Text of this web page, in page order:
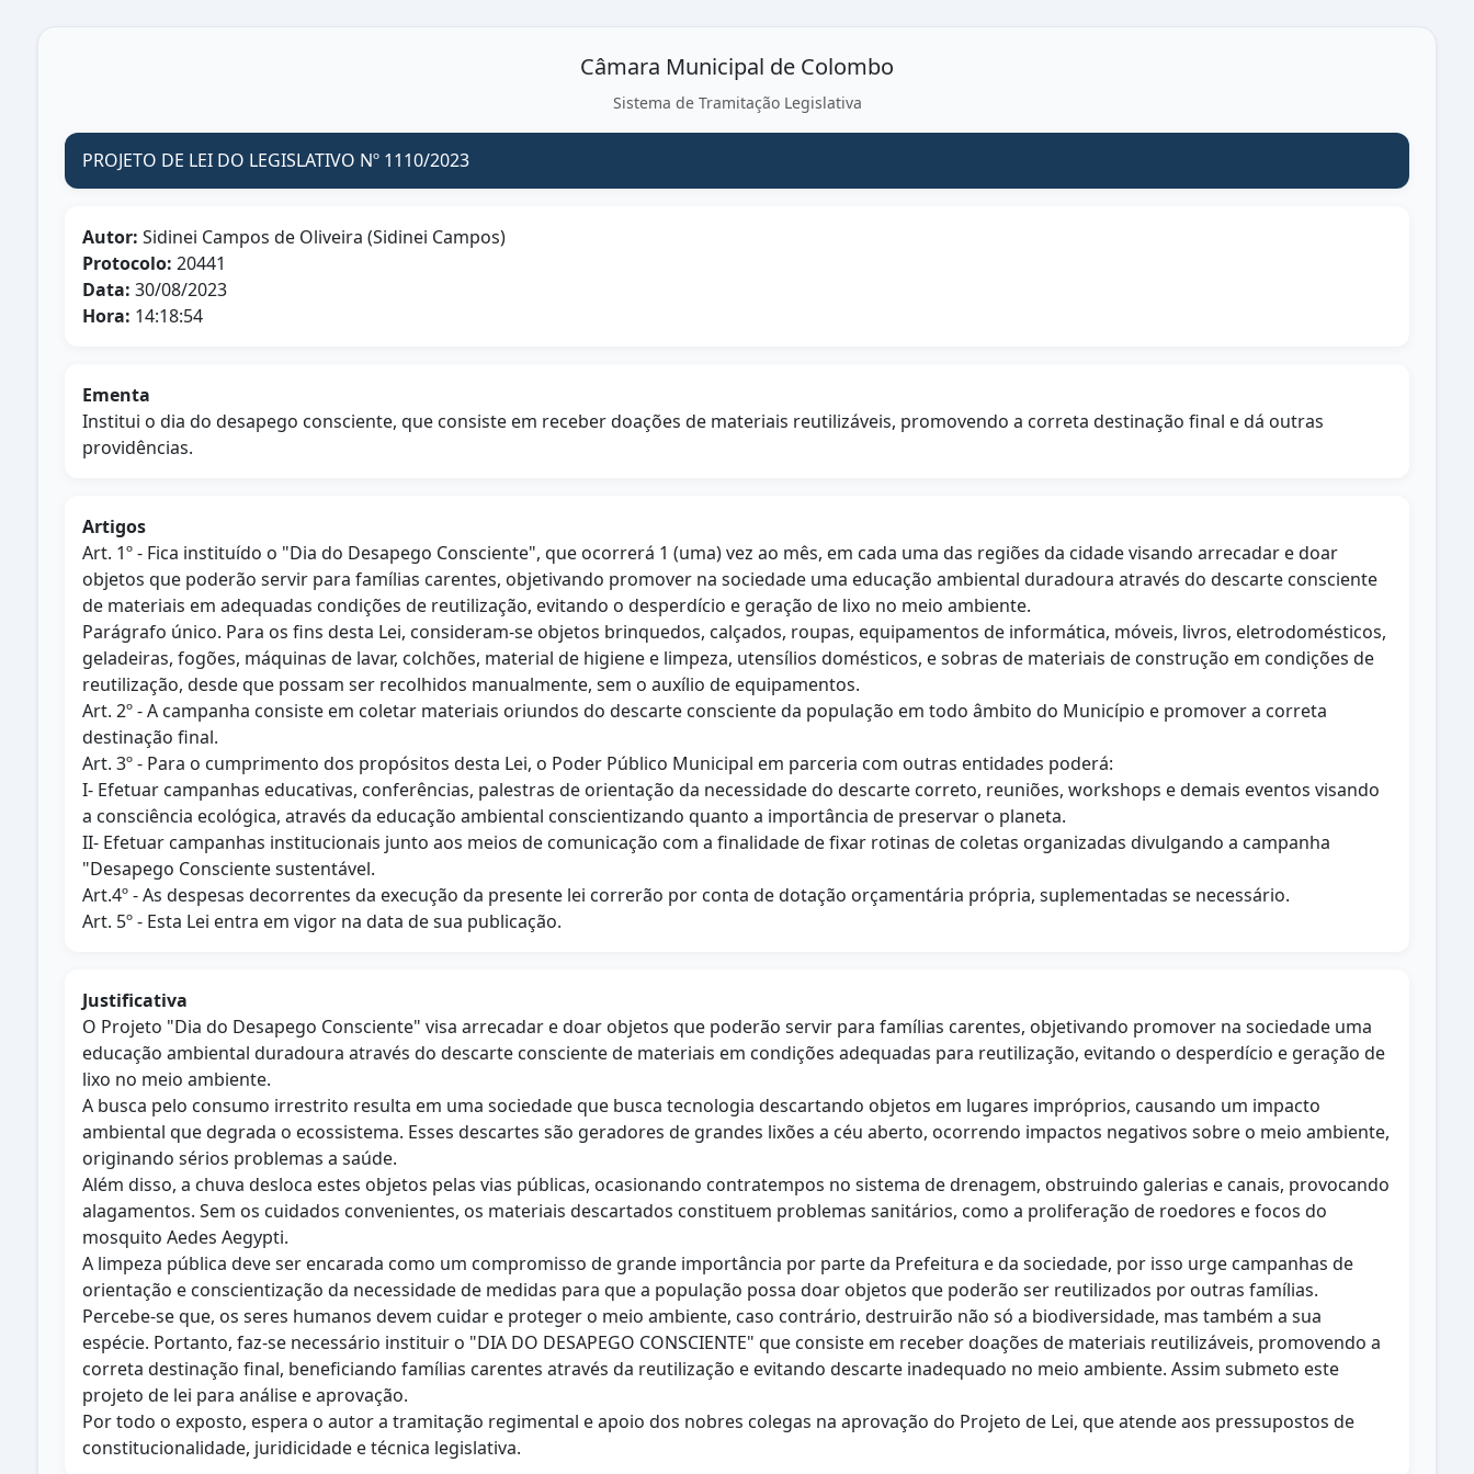
Câmara Municipal de Colombo
Sistema de Tramitação Legislativa
PROJETO DE LEI DO LEGISLATIVO Nº 1110/2023
Autor: Sidinei Campos de Oliveira (Sidinei Campos)
Protocolo: 20441
Data: 30/08/2023
Hora: 14:18:54
Ementa
Institui o dia do desapego consciente, que consiste em receber doações de materiais reutilizáveis, promovendo a correta destinação final e dá outras
providências.
Artigos
Art. 1º - Fica instituído o "Dia do Desapego Consciente", que ocorrerá 1 (uma) vez ao mês, em cada uma das regiões da cidade visando arrecadar e doar
objetos que poderão servir para famílias carentes, objetivando promover na sociedade uma educação ambiental duradoura através do descarte consciente
de materiais em adequadas condições de reutilização, evitando o desperdício e geração de lixo no meio ambiente.
Parágrafo único. Para os fins desta Lei, consideram-se objetos brinquedos, calçados, roupas, equipamentos de informática, móveis, livros, eletrodomésticos,
geladeiras, fogões, máquinas de lavar, colchões, material de higiene e limpeza, utensílios domésticos, e sobras de materiais de construção em condições de
reutilização, desde que possam ser recolhidos manualmente, sem o auxílio de equipamentos.
Art. 2º - A campanha consiste em coletar materiais oriundos do descarte consciente da população em todo âmbito do Município e promover a correta
destinação final.
Art. 3º - Para o cumprimento dos propósitos desta Lei, o Poder Público Municipal em parceria com outras entidades poderá:
I- Efetuar campanhas educativas, conferências, palestras de orientação da necessidade do descarte correto, reuniões, workshops e demais eventos visando
a consciência ecológica, através da educação ambiental conscientizando quanto a importância de preservar o planeta.
II- Efetuar campanhas institucionais junto aos meios de comunicação com a finalidade de fixar rotinas de coletas organizadas divulgando a campanha
"Desapego Consciente sustentável.
Art.4º - As despesas decorrentes da execução da presente lei correrão por conta de dotação orçamentária própria, suplementadas se necessário.
Art. 5º - Esta Lei entra em vigor na data de sua publicação.
Justificativa
O Projeto "Dia do Desapego Consciente" visa arrecadar e doar objetos que poderão servir para famílias carentes, objetivando promover na sociedade uma
educação ambiental duradoura através do descarte consciente de materiais em condições adequadas para reutilização, evitando o desperdício e geração de
lixo no meio ambiente.
A busca pelo consumo irrestrito resulta em uma sociedade que busca tecnologia descartando objetos em lugares impróprios, causando um impacto
ambiental que degrada o ecossistema. Esses descartes são geradores de grandes lixões a céu aberto, ocorrendo impactos negativos sobre o meio ambiente,
originando sérios problemas a saúde.
Além disso, a chuva desloca estes objetos pelas vias públicas, ocasionando contratempos no sistema de drenagem, obstruindo galerias e canais, provocando
alagamentos. Sem os cuidados convenientes, os materiais descartados constituem problemas sanitários, como a proliferação de roedores e focos do
mosquito Aedes Aegypti.
A limpeza pública deve ser encarada como um compromisso de grande importância por parte da Prefeitura e da sociedade, por isso urge campanhas de
orientação e conscientização da necessidade de medidas para que a população possa doar objetos que poderão ser reutilizados por outras famílias.
Percebe-se que, os seres humanos devem cuidar e proteger o meio ambiente, caso contrário, destruirão não só a biodiversidade, mas também a sua
espécie. Portanto, faz-se necessário instituir o "DIA DO DESAPEGO CONSCIENTE" que consiste em receber doações de materiais reutilizáveis, promovendo a
correta destinação final, beneficiando famílias carentes através da reutilização e evitando descarte inadequado no meio ambiente. Assim submeto este
projeto de lei para análise e aprovação.
Por todo o exposto, espera o autor a tramitação regimental e apoio dos nobres colegas na aprovação do Projeto de Lei, que atende aos pressupostos de
constitucionalidade, juridicidade e técnica legislativa.